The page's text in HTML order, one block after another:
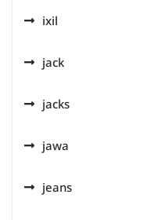
ixil
jack
jacks
jawa
jeans